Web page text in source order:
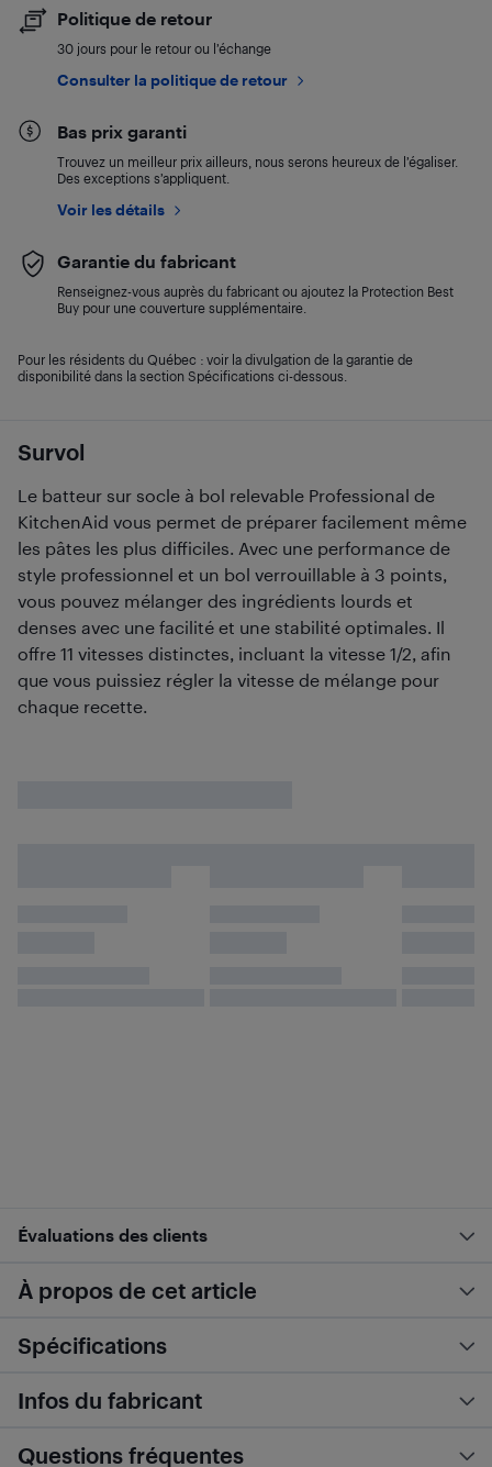
Survol
Le batteur sur socle à bol relevable Professional de
KitchenAid vous permet de préparer facilement même
les pâtes les plus difficiles. Avec une performance de
style professionnel et un bol verrouillable à 3 points,
vous pouvez mélanger des ingrédients lourds et
denses avec une facilité et une stabilité optimales. Il
offre 11 vitesses distinctes, incluant la vitesse 1/2, afin
que vous puissiez régler la vitesse de mélange pour
chaque recette.
Politique de retour
30 jours pour le retour ou l’échange
Consulter la politique de retour
Bas prix garanti
Trouvez un meilleur prix ailleurs, nous serons heureux de l’égaliser.
Des exceptions s’appliquent.
Voir les détails
Garantie du fabricant
Renseignez-vous auprès du fabricant ou ajoutez la Protection Best
Buy pour une couverture supplémentaire.
Pour les résidents du Québec : voir la divulgation de la garantie de
disponibilité dans la section Spécifications ci-dessous.
Évaluations des clients
À propos de cet article
Spécifications
Infos du fabricant
Questions fréquentes